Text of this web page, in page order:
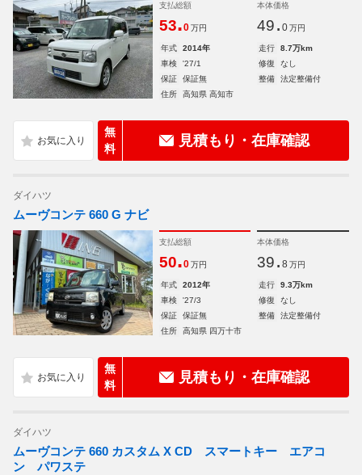
支払総額
53.0 万円
本体価格
49. 0 万円
年式 2014年 走行
8.7万km
車検
'27/1 修復
なし
保証
保証無 整備
法定整備付
住所
高知県 高知市
無
料
見積もり・在庫確認
ダイハツ
ムーヴコンテ 660 G ナビ
支払総額
50.0 万円
本体価格
39. 8 万円
年式 2012年 走行
9.3万km
車検
'27/3 修復
なし
保証
保証無 整備
法定整備付
住所
高知県 四万十市
無
料
見積もり・在庫確認
ダイハツ
ムーヴコンテ 660 カスタム X CD スマートキー エアコ
ン パワステ